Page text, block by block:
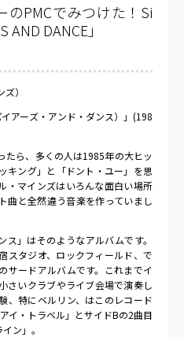
のPMCでみつけた！Si
DANCE」
）
イアーズ・アンド・ダンス）」(198
たら、多くの人は1985年の大ヒッ
キング」と「ドント・ユー」を思
・マインズはいろんな面白い場所
曲と全然違う音楽を作っていまし
ス」はそのようなアルバムです。
スタジオ、ロックフィールド、で
サードアルバムです。これまでイ
さいクラブやライブ会場で演奏し
、特にベルリン、はこのレコード
イ・トラベル」とサイドBの2曲目
ン」。